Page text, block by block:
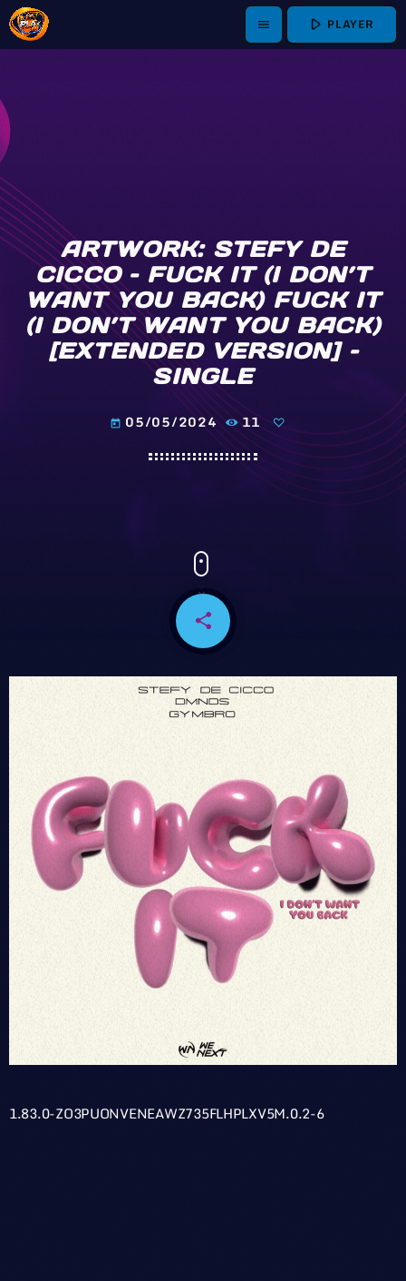
menu play_arrow PLAYER
ARTWORK: STEFY DE
CICCO – FUCK IT (I DON’T
WANT YOU BACK) FUCK IT
(I DON’T WANT YOU BACK)
[EXTENDED VERSION] –
SINGLE
today 05/05/2024 11
share
email
1.83.0-ZO3PUONVENEAWZ735FLHPLXV5M.0.2-6